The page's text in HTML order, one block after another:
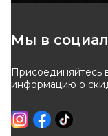
RAVON
RENAULT
SKODA
SMART
Мы в
Присоединяйтесь
информацию о